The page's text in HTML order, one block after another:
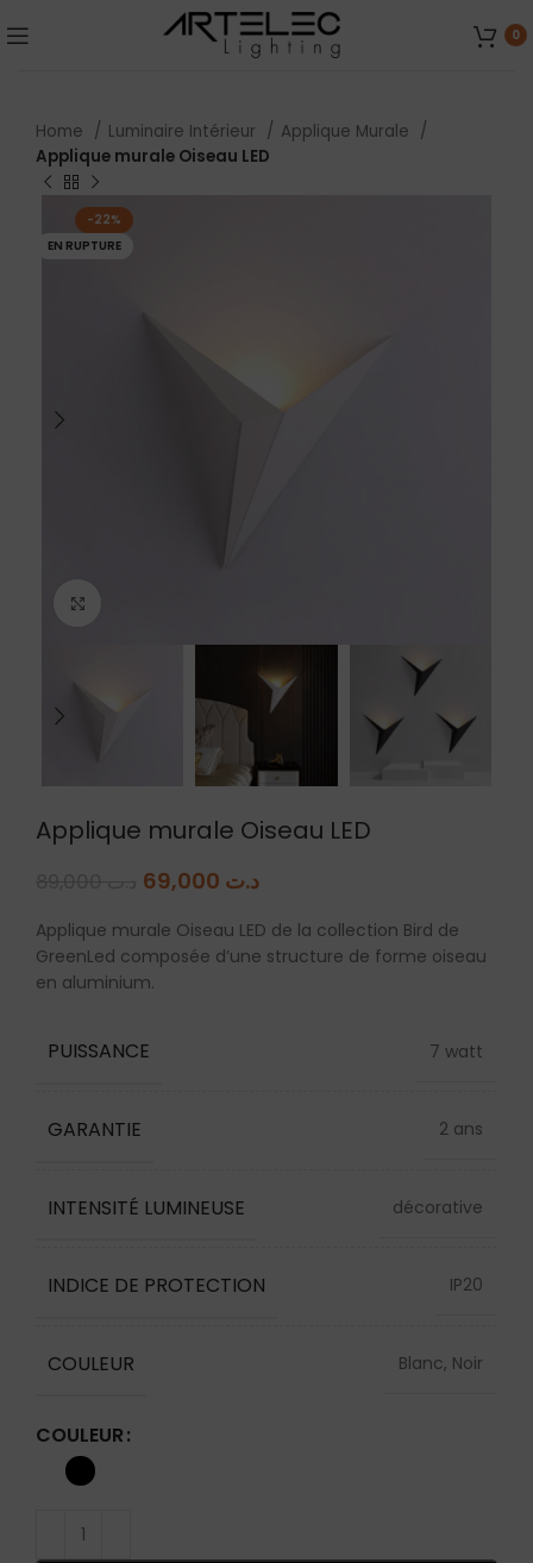
0
Home Luminaire Intérieur
Applique Murale
Applique murale Oiseau LED
-22%
EN RUPTURE
Applique murale Oiseau LED
د.ت
Applique murale Oiseau LED de la collection Bird de
GreenLed composée d’une structure de forme oiseau
en aluminium.
PUISSANCE 7 watt
GARANTIE 2 ans
INTENSITÉ LUMINEUSE décorative
INDICE DE PROTECTION IP20
COULEUR Blanc, Noir
COULEUR